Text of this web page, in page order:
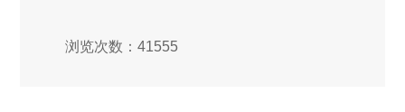
O是没有问题的。...
浏览次数：41555